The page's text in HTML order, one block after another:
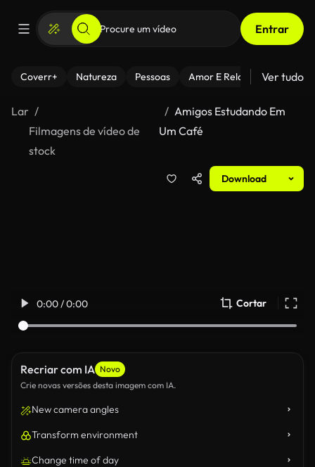
Entrar
Coverr+ Natureza Pessoas Amor E Relacionamentos
Ver tudo
Lar
Filmagens de vídeo de
stock
Amigos Estudando Em
Um Café
Download
0:00 / 0:00 Cortar
Recriar com IA Novo
Crie novas versões desta imagem com IA.
New camera angles
Transform environment
Change time of day